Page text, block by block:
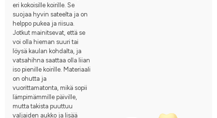
eri kokoisille koirille. Se
suojaa hyvin sateelta ja on
helppo pukea ja riisua.
Jotkut mainitsevat, että se
voi olla hieman suuri tai
löysä kaulan kohdalta, ja
vatsahihna saattaa olla liian
iso pienille koirille. Materiaali
on ohutta ja
vuorittamatonta, mikä sopii
lämpimämmille päiville,
mutta takista puuttuu
valjaiden aukko ja lisää